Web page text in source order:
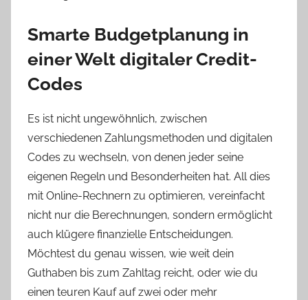
Smarte Budgetplanung in
einer Welt digitaler Credit-
Codes
Es ist nicht ungewöhnlich, zwischen
verschiedenen Zahlungsmethoden und digitalen
Codes zu wechseln, von denen jeder seine
eigenen Regeln und Besonderheiten hat. All dies
mit Online-Rechnern zu optimieren, vereinfacht
nicht nur die Berechnungen, sondern ermöglicht
auch klügere finanzielle Entscheidungen.
Möchtest du genau wissen, wie weit dein
Guthaben bis zum Zahltag reicht, oder wie du
einen teuren Kauf auf zwei oder mehr